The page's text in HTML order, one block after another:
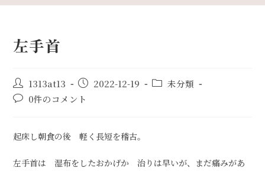
左手首
1313at13 2022-12-19
未分類
0件のコメント
起床し朝食の後 軽く長短を稽古。
左手首は 湿布をしたおかげか 治りは早いが、まだ痛みがあ